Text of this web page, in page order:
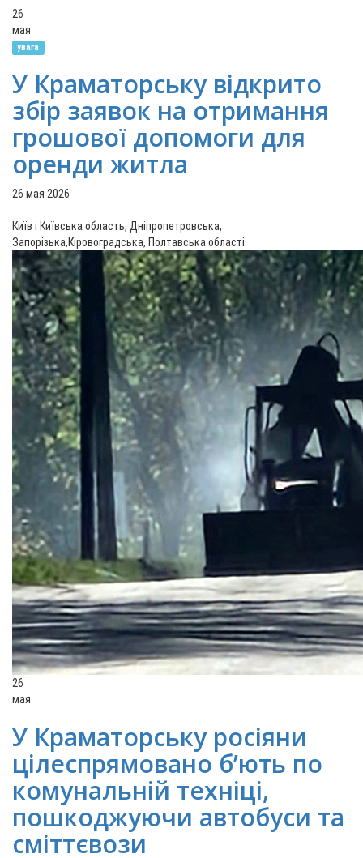
26
мая
увага
У Краматорську відкрито
збір заявок на отримання
грошової допомоги для
оренди житла
26 мая 2026
Київ і Київська область, Дніпропетровська,
Запорізька,Кіровоградська, Полтавська області.
26
мая
У Краматорську росіяни
цілеспрямовано б’ють по
комунальній техніці,
пошкоджуючи автобуси та
сміттєвози